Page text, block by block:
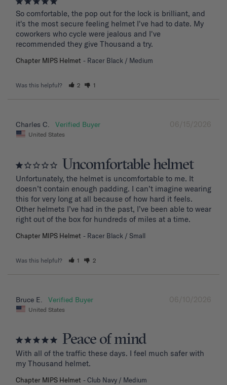
So comfortable, the pop out for the lock is brilliant, and
it's the most secure feeling helmet I've had to date. My
coworkers who cycle were jealous and I've
recommended they give Thousand a try.
Chapter MIPS Helmet Racer Black / Medium
Was this helpful? 2 1
06/15/2026
Charles C.
United States
Uncomfortable helmet
Unfortunately, the helmet is uncomfortable to me. It
doesn’t contain enough padding. I can’t imagine wearing
this for very long at all because of how hard it feels.
Other helmets I’ve had in the past, I’ve been able to wear
right out of the box for hundreds of miles at a time.
Chapter MIPS Helmet Racer Black / Small
Was this helpful? 1 2
06/10/2026
Bruce E.
United States
Peace of mind
With all of the traffic these days. I feel much safer with
my Thousand helmet.
Chapter MIPS Helmet Club Navy / Medium